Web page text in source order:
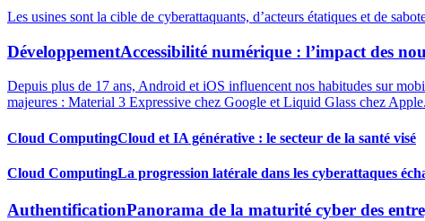
Les usines sont la cible de cyberattaquants, d’acteurs étatiques et de
DéveloppementAccessibilité numérique : l’impact des
Depuis plus de 17 ans, Android et iOS influencent nos habitudes sur
majeures : Material 3 Expressive chez Google et Liquid Glass chez Apple.
Cloud ComputingCloud et IA générative : le secteur de la santé visé
Cloud ComputingLa progression latérale dans les cyberattaques
AuthentificationPanorama de la maturité cyber des